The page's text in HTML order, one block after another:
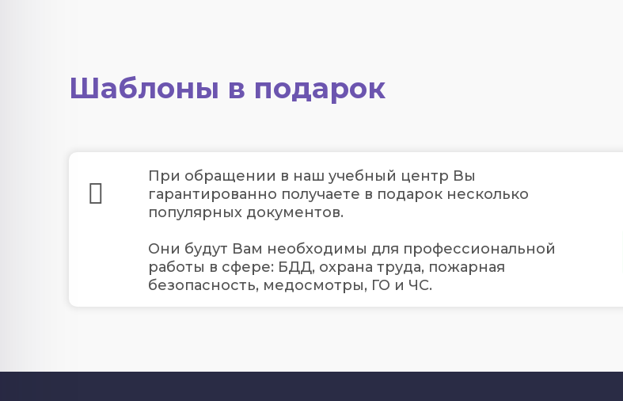
Шаблоны в подарок
При обращении в наш учебный центр Вы
гарантированно получаете в подарок несколько
популярных документов.
Они будут Вам необходимы для профессиональной
работы в сфере: БДД, охрана труда, пожарная
безопасность, медосмотры, ГО и ЧС.